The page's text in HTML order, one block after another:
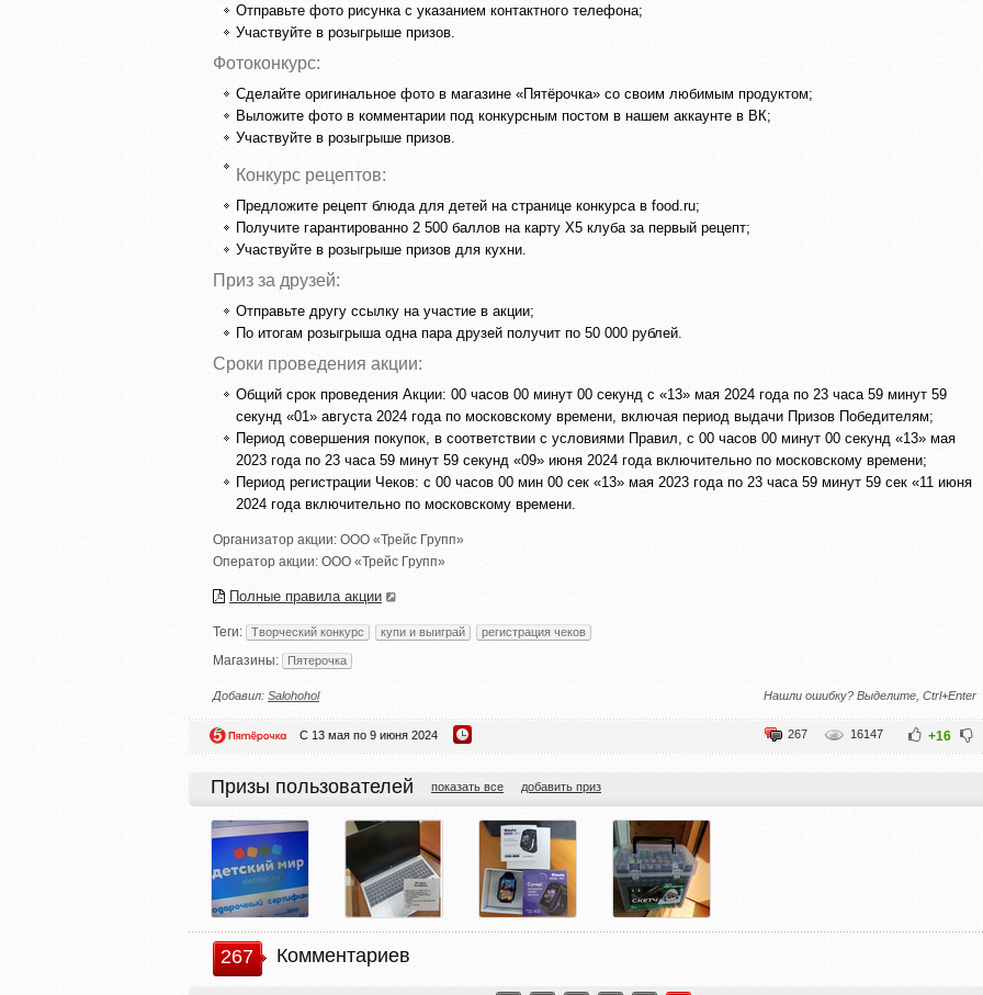
Отправьте фото рисунка с указанием контактного телефона;
Участвуйте в розыгрыше призов.
Фотоконкурс:
Сделайте оригинальное фото в магазине «Пятёрочка» со своим любимым продуктом;
Выложите фото в комментарии под конкурсным постом в нашем аккаунте в ВК;
Участвуйте в розыгрыше призов.
Конкурс рецептов:
Предложите рецепт блюда для детей на странице конкурса в food.ru;
Получите гарантированно 2 500 баллов на карту X5 клуба за первый рецепт;
Участвуйте в розыгрыше призов для кухни.
Приз за друзей:
Отправьте другу ссылку на участие в акции;
По итогам розыгрыша одна пара друзей получит по 50 000 рублей.
Сроки проведения акции:
Общий срок проведения Акции: 00 часов 00 минут 00 секунд с «13» мая 2024 года по 23 часа 59 минут 59
секунд «01» августа 2024 года по московскому времени, включая период выдачи Призов Победителям;
Период совершения покупок, в соответствии с условиями Правил, с 00 часов 00 минут 00 секунд «13» мая
2023 года по 23 часа 59 минут 59 секунд «09» июня 2024 года включительно по московскому времени;
Период регистрации Чеков: с 00 часов 00 мин 00 сек «13» мая 2023 года по 23 часа 59 минут 59 сек «11 июня
2024 года включительно по московскому времени.
Организатор акции: ООО «Трейс Групп»
Оператор акции: ООО «Трейс Групп»
Полные правила акции
Теги: Творческий конкурс купи и выиграй регистрация чеков
Магазины: Пятерочка
Добавил: Salohohol Нашли ошибку? Выделите, Ctrl+Enter
С 13 мая по 9 июня 2024 +16
16147
267
Призы пользователей показать все добавить приз
267 Комментариев